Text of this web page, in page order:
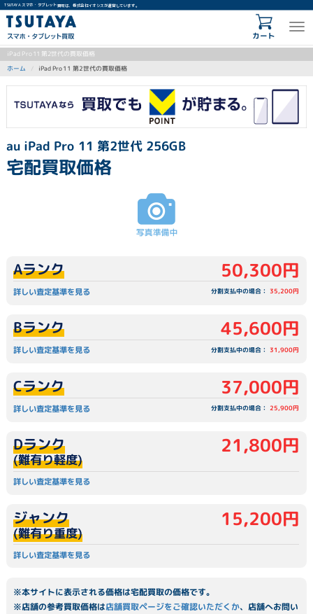
TSUTAYA スマホ・タブレット買取は、株式会社イオシスが運営しています。
カート
iPad Pro 11 第2世代の買取価格
ホーム iPad Pro 11 第2世代の買取価格
au iPad Pro 11 第2世代 256GB
宅配買取価格
詳しい査定基準を見る
Aランク 50,300円
分割支払中の場合：35,200円
詳しい査定基準を見る
Bランク 45,600円
分割支払中の場合：31,900円
詳しい査定基準を見る
Cランク 37,000円
分割支払中の場合：25,900円
詳しい査定基準を見る
Dランク
(難有り軽度)
21,800円
詳しい査定基準を見る
ジャンク
(難有り重度)
15,200円
※本サイトに表示される価格は宅配買取の価格です。
※店舗の参考買取価格は店舗買取ページをご確認いただくか、店舗へお問い